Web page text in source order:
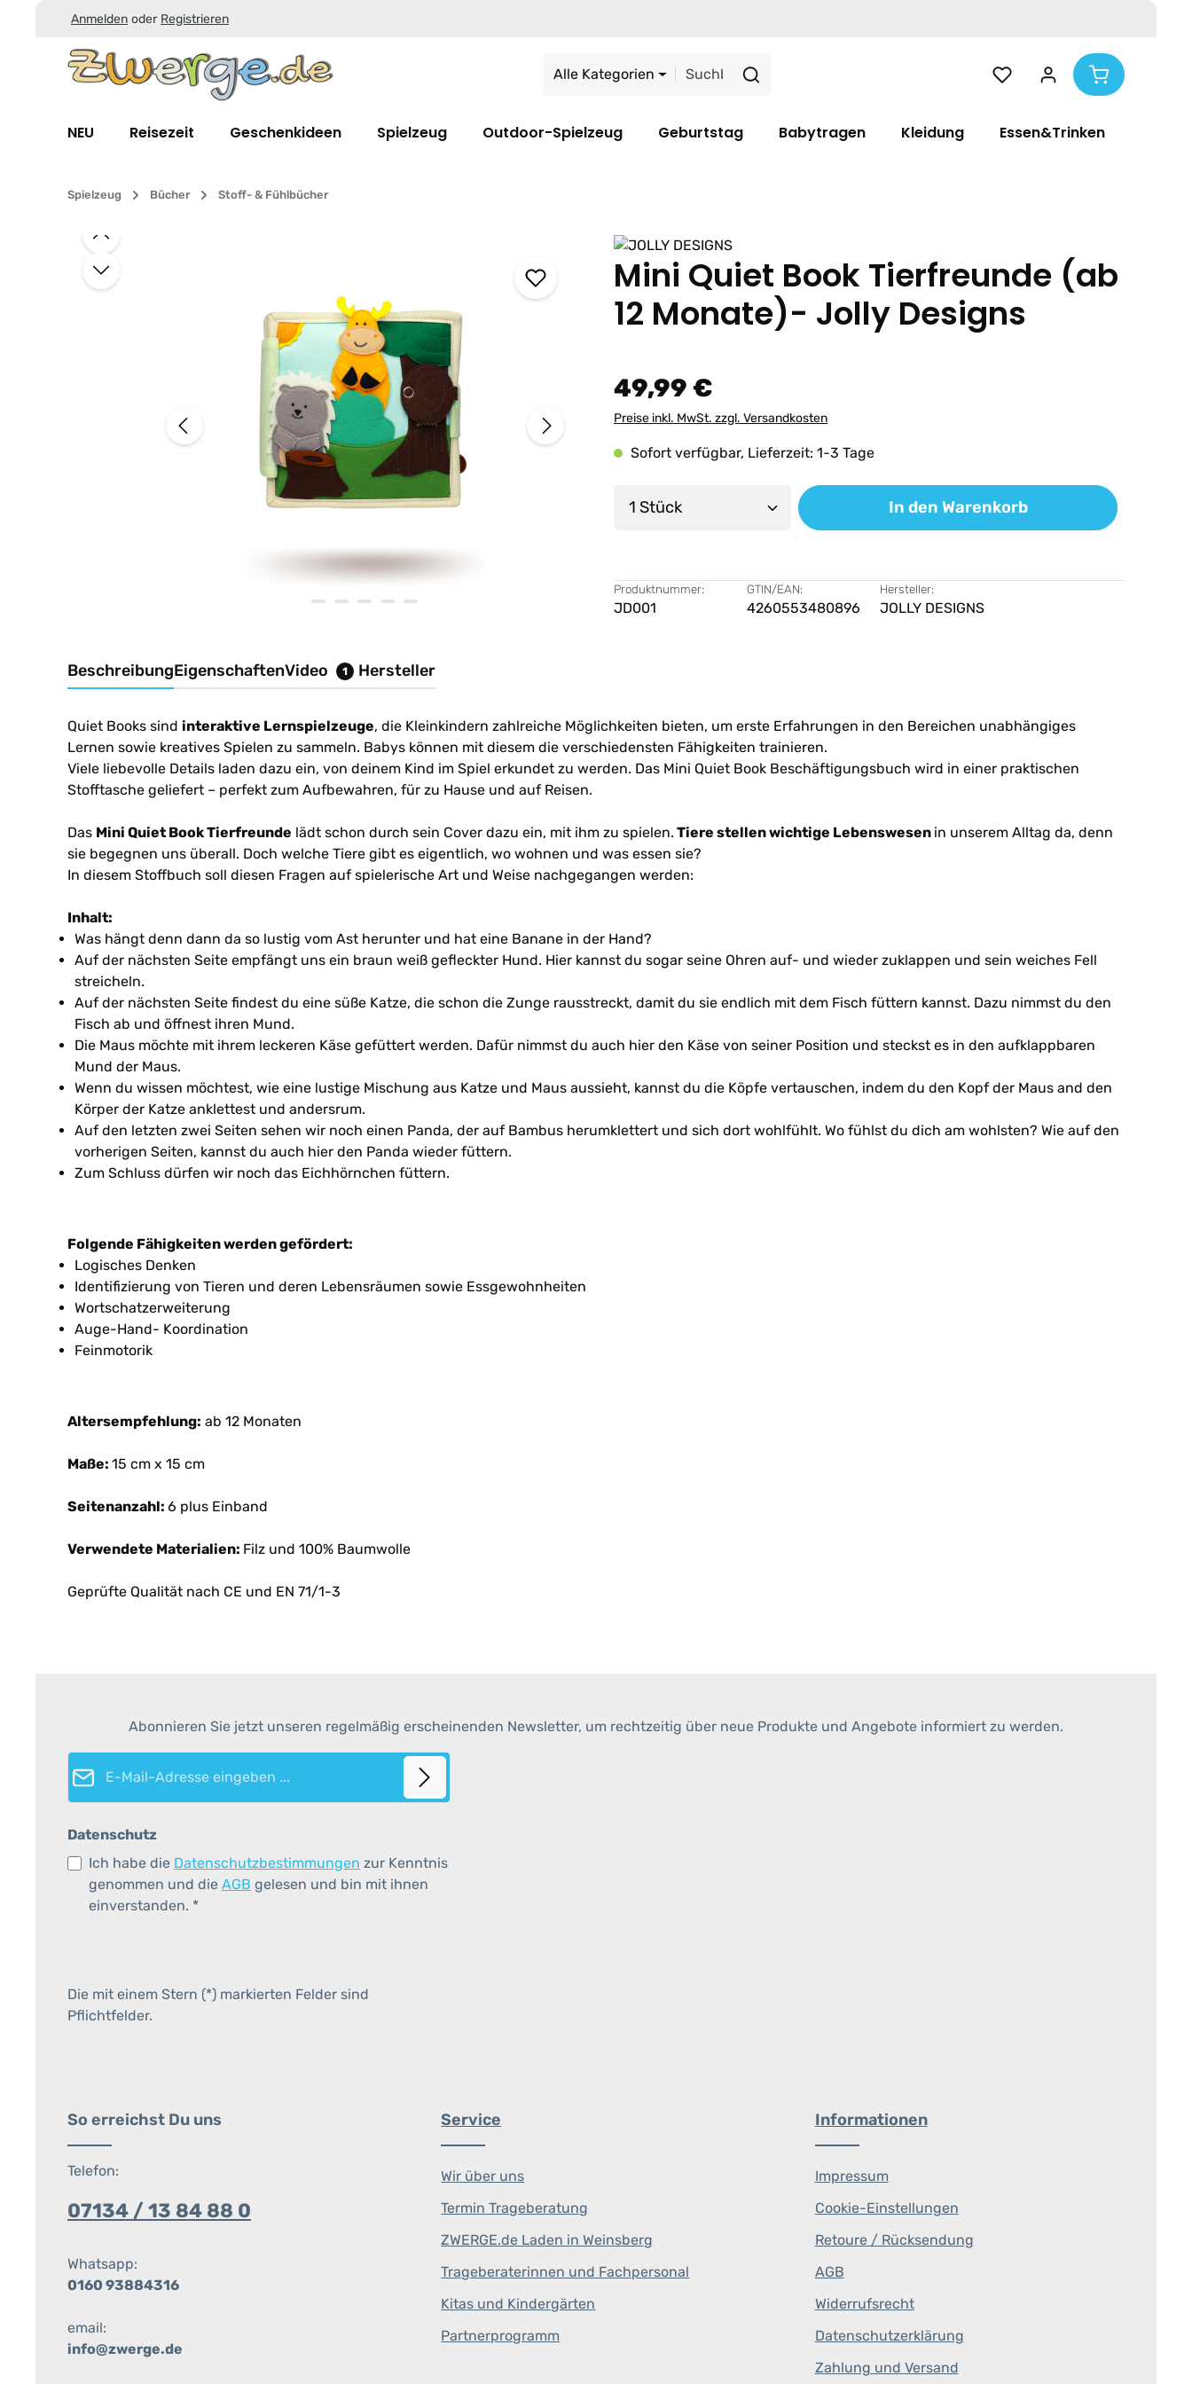
Zum Hauptinhalt springen
Zur Suche springen
Zur Hauptnavigation springen
Anmelden oder Registrieren
Alle Kategorien
NEU Reisezeit Geschenkideen Spielzeug Outdoor-Spielzeug Geburtstag Babytragen Kleidung Essen&Trinken
Spielzeug Bücher Stoff- & Fühlbücher
Bildergalerie überspringen
Mini Quiet Book Tierfreunde (ab
12 Monate)- Jolly Designs
49,99 €
Preise inkl. MwSt. zzgl. Versandkosten
Sofort verfügbar, Lieferzeit: 1-3 Tage
Produkt Anzahl: Gib den gewünschten Wert ein oder
In den Warenkorb
Produktnummer:
JD001
GTIN/EAN:
4260553480896
Hersteller:
JOLLY DESIGNS
BeschreibungEigenschaftenVideo 1 Hersteller
Quiet Books sind interaktive Lernspielzeuge, die Kleinkindern zahlreiche Möglichkeiten bieten, um erste Erfahrungen in den Bereichen unabhängiges
Lernen sowie kreatives Spielen zu sammeln. Babys können mit diesem die verschiedensten Fähigkeiten trainieren.
Viele liebevolle Details laden dazu ein, von deinem Kind im Spiel erkundet zu werden. Das Mini Quiet Book Beschäftigungsbuch wird in einer praktischen
Stofftasche geliefert – perfekt zum Aufbewahren, für zu Hause und auf Reisen.
Das Mini Quiet Book Tierfreunde lädt schon durch sein Cover dazu ein, mit ihm zu spielen. Tiere stellen wichtige Lebenswesen in unserem Alltag da, denn
sie begegnen uns überall. Doch welche Tiere gibt es eigentlich, wo wohnen und was essen sie?
In diesem Stoffbuch soll diesen Fragen auf spielerische Art und Weise nachgegangen werden:
Inhalt:
Was hängt denn dann da so lustig vom Ast herunter und hat eine Banane in der Hand?
Auf der nächsten Seite empfängt uns ein braun weiß gefleckter Hund. Hier kannst du sogar seine Ohren auf- und wieder zuklappen und sein weiches Fell
streicheln.
Auf der nächsten Seite findest du eine süße Katze, die schon die Zunge rausstreckt, damit du sie endlich mit dem Fisch füttern kannst. Dazu nimmst du den
Fisch ab und öffnest ihren Mund.
Die Maus möchte mit ihrem leckeren Käse gefüttert werden. Dafür nimmst du auch hier den Käse von seiner Position und steckst es in den aufklappbaren
Mund der Maus.
Wenn du wissen möchtest, wie eine lustige Mischung aus Katze und Maus aussieht, kannst du die Köpfe vertauschen, indem du den Kopf der Maus and den
Körper der Katze anklettest und andersrum.
Auf den letzten zwei Seiten sehen wir noch einen Panda, der auf Bambus herumklettert und sich dort wohlfühlt. Wo fühlst du dich am wohlsten? Wie auf den
vorherigen Seiten, kannst du auch hier den Panda wieder füttern.
Zum Schluss dürfen wir noch das Eichhörnchen füttern.
Folgende Fähigkeiten werden gefördert:
Logisches Denken
Identifizierung von Tieren und deren Lebensräumen sowie Essgewohnheiten
Wortschatzerweiterung
Auge-Hand- Koordination
Feinmotorik
Altersempfehlung: ab 12 Monaten
Maße: 15 cm x 15 cm
Seitenanzahl: 6 plus Einband
Verwendete Materialien: Filz und 100% Baumwolle
Geprüfte Qualität nach CE und EN 71/1-3
Abonnieren Sie jetzt unseren regelmäßig erscheinenden Newsletter, um rechtzeitig über neue Produkte und Angebote informiert zu werden.
E-Mail-Adresse*
Datenschutz
Ich habe die Datenschutzbestimmungen zur Kenntnis
genommen und die AGB gelesen und bin mit ihnen
einverstanden. *
Die mit einem Stern (*) markierten Felder sind
Pflichtfelder.
So erreichst Du uns
Telefon:
07134 / 13 84 88 0
Whatsapp:
0160 93884316
email:
info@zwerge.de
Service
Wir über uns
Termin Trageberatung
ZWERGE.de Laden in Weinsberg
Trageberaterinnen und Fachpersonal
Kitas und Kindergärten
Partnerprogramm
Informationen
Impressum
Cookie-Einstellungen
Retoure / Rücksendung
AGB
Widerrufsrecht
Datenschutzerklärung
Zahlung und Versand